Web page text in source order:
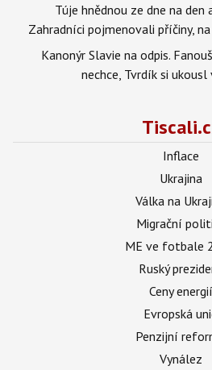
Túje hnědnou ze dne na den
Zahradníci pojmenovali příčiny,
Kanonýr Slavie na odpis.
nechce, Tvrdík si
Inflace
Ukrajina
Válka na
Migrační
ME ve fotbale
Ruský
Ceny energií
Evropská
Penzijní
Vynález